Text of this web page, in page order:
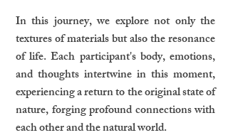
In this journey, we explore not only the
textures of materials but also the resonance
of life. Each participant's body, emotions,
and thoughts intertwine in this moment,
experiencing a return to the original state of
nature, forging profound connections with
each other and the natural world.